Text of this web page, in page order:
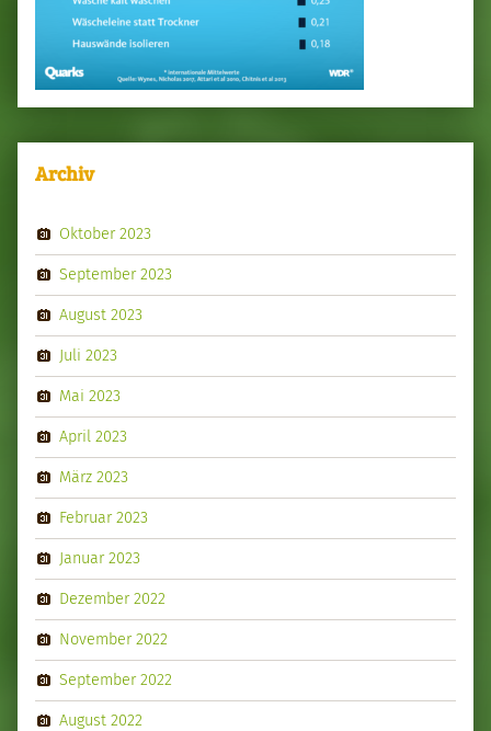
Archiv
Oktober 2023
September 2023
August 2023
Juli 2023
Mai 2023
April 2023
März 2023
Februar 2023
Januar 2023
Dezember 2022
November 2022
September 2022
August 2022